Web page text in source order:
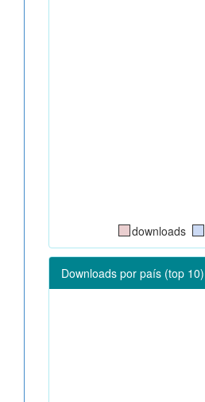
downloads
Downloads por país (top 10)